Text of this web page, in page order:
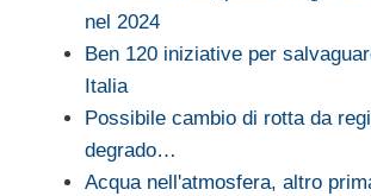
nel 2024
Ben 120 iniziative per
Italia
Possibile cambio di rotta da
degrado…
Acqua nell'atmosfera, altro